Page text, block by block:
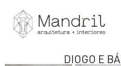
DIOGO E